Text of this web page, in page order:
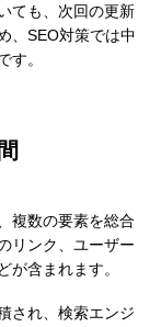
ても、次回の更新
、SEO対策では中
す。
複数の要素を総合
リンク、ユーザー
が含まれます。
され、検索エンジ